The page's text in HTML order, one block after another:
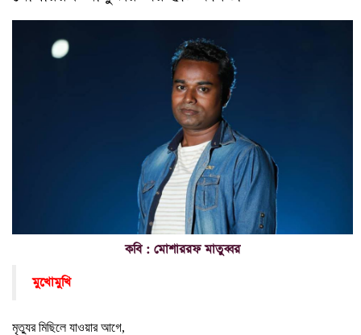
কবি : মোশাররফ মাতুব্বর
মুখোমুখি
মৃত্যুর মিছিলে যাওয়ার আগে,